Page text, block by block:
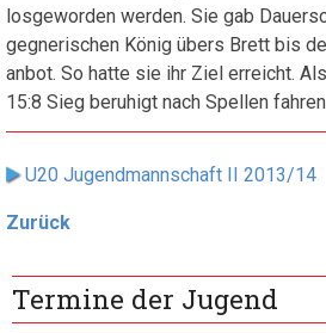
losgeworden werden. Sie gab
gegnerischen König übers Brett bis
anbot. So hatte sie ihr Ziel erreicht.
15:8 Sieg beruhigt nach Spellen
U20 Jugendmannschaft II 2013/14
Zurück
Termine der Jugend